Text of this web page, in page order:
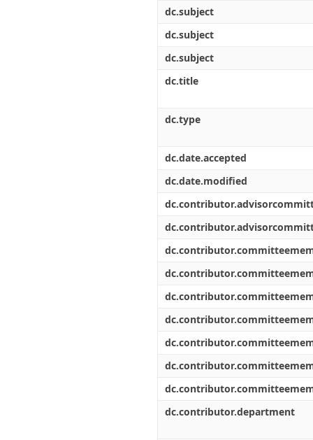
dc.subject
dc.subject
dc.subject
dc.title
dc.type
dc.date.accepted
dc.date.modified
dc.contributor.department